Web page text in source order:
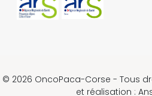
© 2026 OncoPaca-Corse - Tous
et réalisation :